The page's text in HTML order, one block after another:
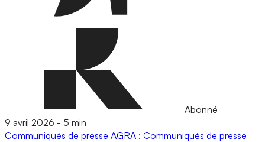
Abonné
9 avril 2026 - 5 min
Communiqués de presse AGRA : Communiqués de presse